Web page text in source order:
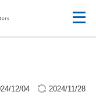
12/04 2024/11/28